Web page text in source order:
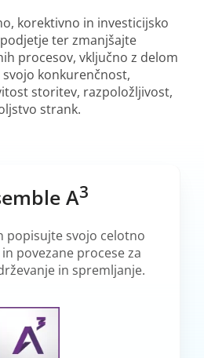
korektivno in investicijsko
ter zmanjšajte
procesov, vključno z delom
konkurenčnost,
storitev, razpoložljivost,
strank.
A3
popisujte svojo celotno
povezane procese za
in spremljanje.